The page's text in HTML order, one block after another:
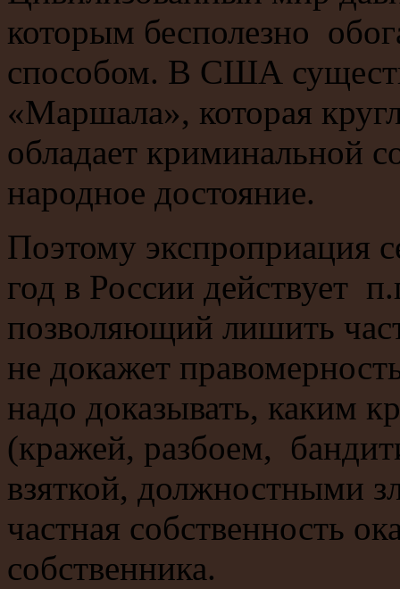
которым бесполезно
способом. В США
«Маршала», которая
обладает криминальной
народное достояние.
Поэтому экспроприация
год в России действует
позволяющий лишить
не докажет
надо доказывать, каким
(кражей, разбоем,
взяткой, должностными
частная собственность
собственника.